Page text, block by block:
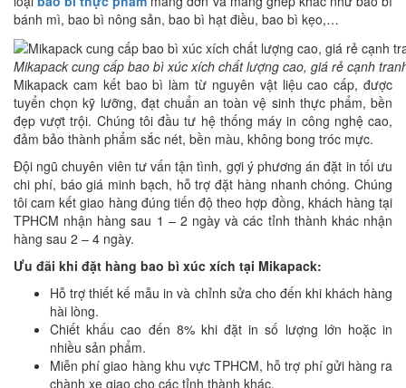
bánh mì, bao bì nông sản, bao bì hạt điều, bao bì kẹo,…
Mikapack cung cấp bao bì xúc xích chất lượng cao, giá rẻ cạnh
Mikapack cam kết bao bì làm từ nguyên vật liệu cao cấp, được
tuyển chọn kỹ lưỡng, đạt chuẩn an toàn vệ sinh thực phẩm, bền
đẹp vượt trội. Chúng tôi đầu tư hệ thống máy in công nghệ cao,
đảm bảo thành phẩm sắc nét, bền màu, không bong tróc mực.
Đội ngũ chuyên viên tư vấn tận tình, gợi ý phương án đặt in tối ưu
chi phí, báo giá minh bạch, hỗ trợ đặt hàng nhanh chóng. Chúng
tôi cam kết giao hàng đúng tiến độ theo hợp đồng, khách hàng tại
TPHCM nhận hàng sau 1 – 2 ngày và các tỉnh thành khác nhận
hàng sau 2 – 4 ngày.
Ưu đãi khi đặt hàng bao bì xúc xích tại Mikapack:
Hỗ trợ thiết kế mẫu in và chỉnh sửa cho đến khi khách hàng
hài lòng.
Chiết khấu cao đến 8% khi đặt in số lượng lớn hoặc in
nhiều sản phẩm.
Miễn phí giao hàng khu vực TPHCM, hỗ trợ phí gửi hàng ra
chành xe giao cho các tỉnh thành khác.